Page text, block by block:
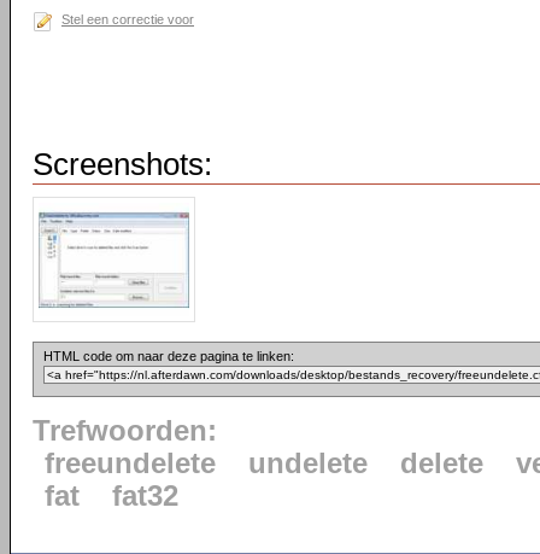
Stel een correctie voor
Screenshots:
HTML code om naar deze pagina te linken:
Trefwoorden:
freeundelete
undelete delete
fat
fat32